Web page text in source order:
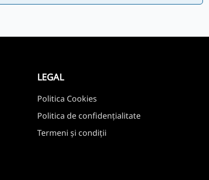
LEGAL
Politica Cookies
Politica de confidențialitate
Termeni și condiții